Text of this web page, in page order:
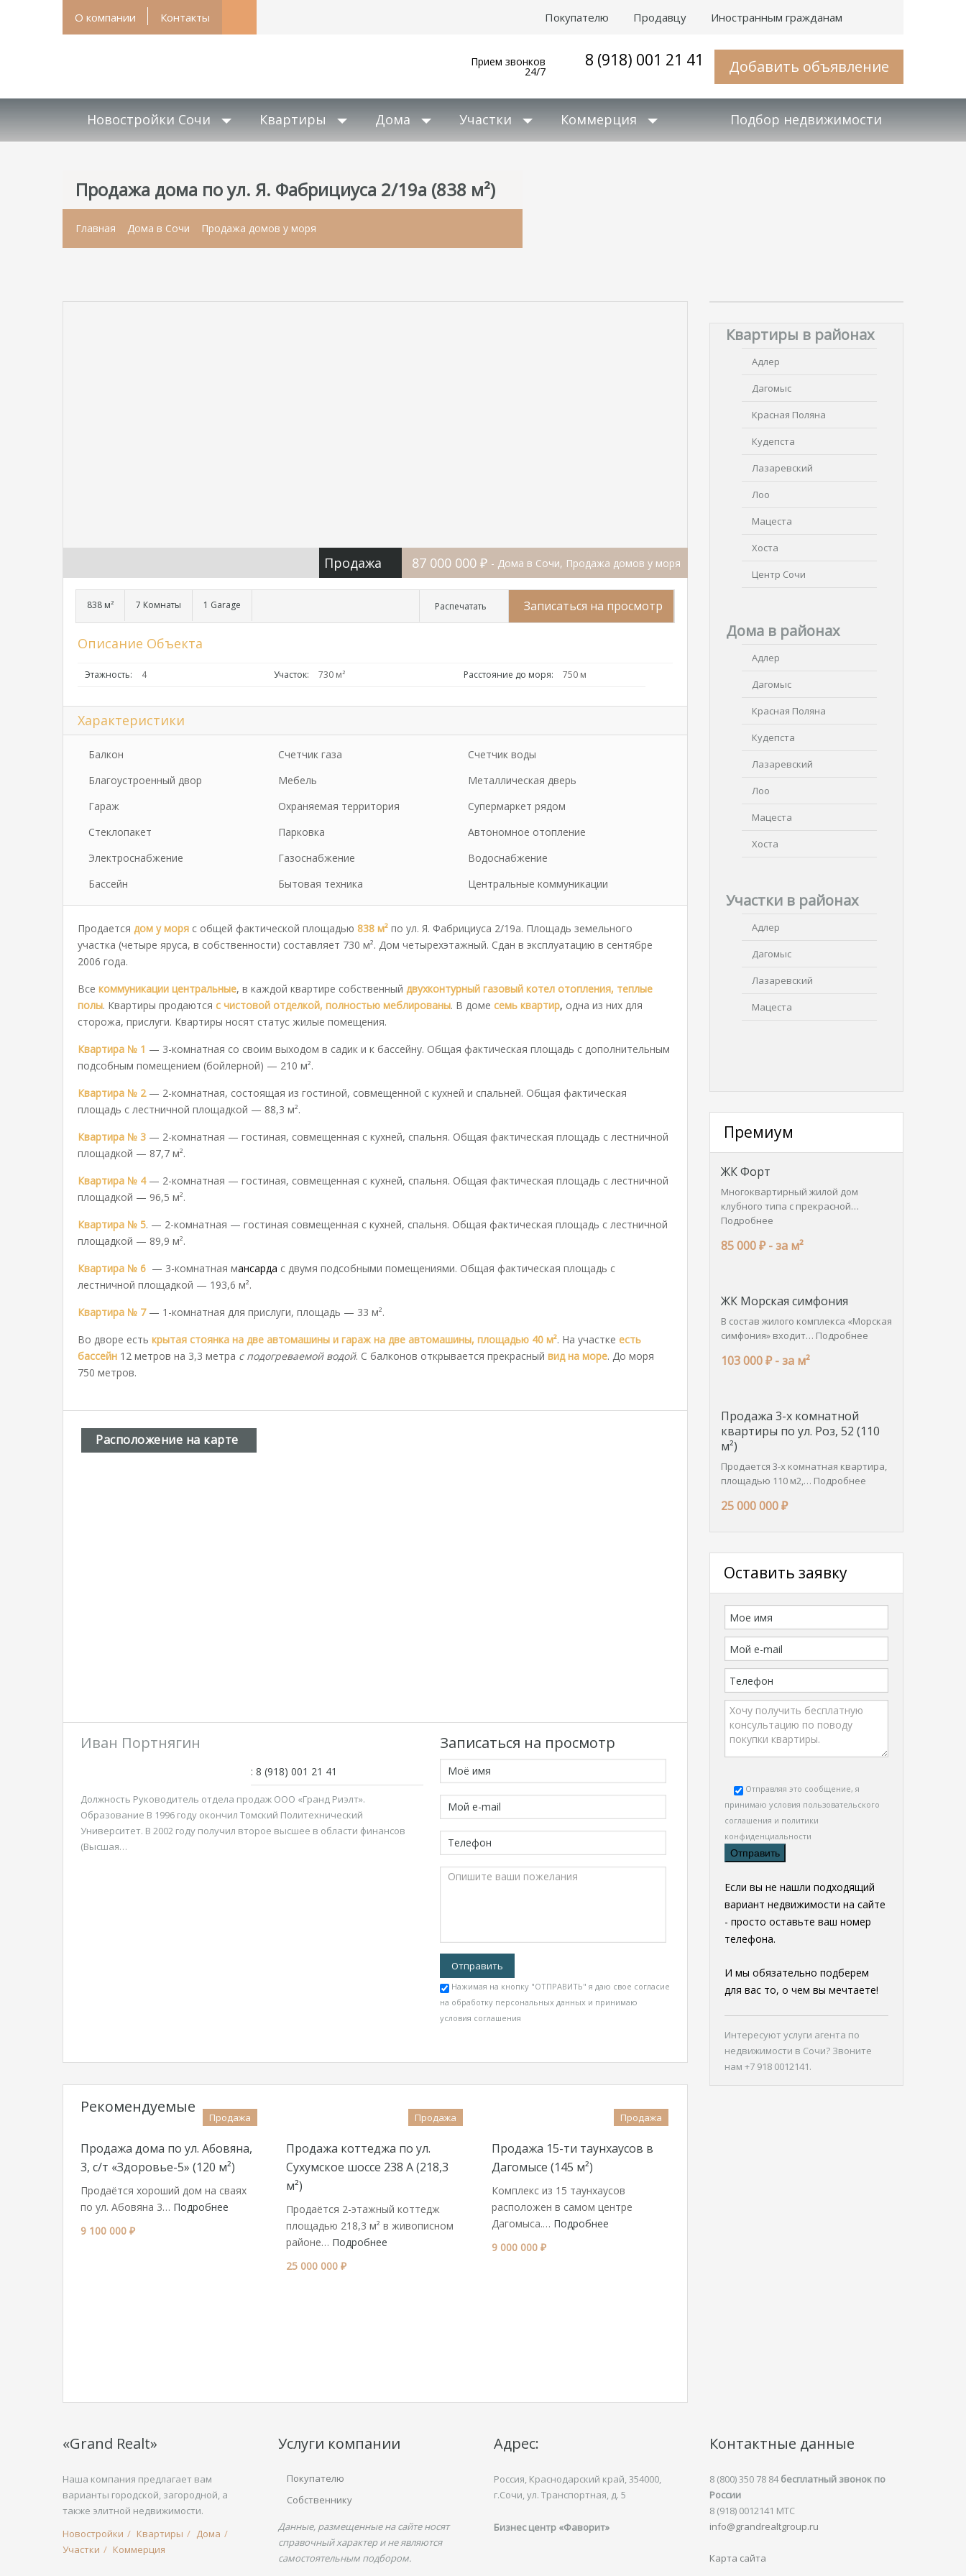
О компании Контакты Покупателю Продавцу Иностранным гражданам
Прием звонков
24/7
8 (918) 001 21 41 Добавить объявление
Новостройки Сочи Квартиры Дома Участки Коммерция Подбор недвижимости
Продажа дома по ул. Я. Фабрициуса 2/19а (838 м²)
Главная Дома в Сочи Продажа домов у моря
Продажа 87 000 000 ₽ - Дома в Сочи, Продажа домов у моря
838 м² 7 Комнаты 1 Garage Записаться на просмотр
Распечатать
Описание Объекта
Этажность: 4 Участок: 730 м² Расстояние до моря: 750 м
Характеристики
Балкон Счетчик газа
Счетчик воды
Благоустроенный двор
Мебель
Металлическая дверь
Гараж
Охраняемая территория
Супермаркет рядом
Стеклопакет
Парковка
Автономное отопление
Электроснабжение
Газоснабжение
Водоснабжение
Бассейн
Бытовая техника Центральные коммуникации
Продается дом у моря с общей фактической площадью 838 м² по ул. Я. Фабрициуса 2/19а. Площадь земельного
участка (четыре яруса, в собственности) составляет 730 м². Дом четырехэтажный. Сдан в эксплуатацию в сентябре
2006 года.
Все коммуникации центральные, в каждой квартире собственный двухконтурный газовый котел отопления, теплые
полы. Квартиры продаются с чистовой отделкой, полностью меблированы. В доме семь квартир, одна из них для
сторожа, прислуги. Квартиры носят статус жилые помещения.
Квартира № 1 — 3-комнатная со своим выходом в садик и к бассейну. Общая фактическая площадь с дополнительным
подсобным помещением (бойлерной) — 210 м².
Квартира № 2— 2-комнатная, состоящая из гостиной, совмещенной с кухней и спальней. Общая фактическая
площадь с лестничной площадкой — 88,3 м².
Квартира № 3 — 2-комнатная — гостиная, совмещенная с кухней, спальня. Общая фактическая площадь с лестничной
площадкой — 87,7 м².
Квартира № 4— 2-комнатная — гостиная, совмещенная с кухней, спальня. Общая фактическая площадь с лестничной
площадкой — 96,5 м².
Квартира № 5. — 2-комнатная — гостиная совмещенная с кухней, спальня. Общая фактическая площадь с лестничной
площадкой — 89,9 м².
Квартира № 6 — 3-комнатная мансарда с двумя подсобными помещениями. Общая фактическая площадь с
лестничной площадкой — 193,6 м².
Квартира № 7— 1-комнатная для прислуги, площадь — 33 м².
Во дворе есть крытая стоянка на две автомашины и гараж на две автомашины, площадью 40 м². На участке есть
бассейн 12 метров на 3,3 метра с подогреваемой водой. С балконов открывается прекрасный вид на море. До моря
750 метров.
Расположение на карте
Иван Портнягин
: 8 (918) 001 21 41
Должность Руководитель отдела продаж ООО «Гранд Риэлт».
Образование В 1996 году окончил Томский Политехнический
Университет. В 2002 году получил второе высшее в области финансов
(Высшая…
Записаться на просмотр
Нажимая на кнопку "ОТПРАВИТЬ" я даю свое согласие
на обработку персональных данных и принимаю
условия соглашения
Рекомендуемые
Продажа
Продажа дома по ул. Абовяна,
3, с/т «Здоровье-5» (120 м²)
Продаётся хороший дом на сваях
по ул. Абовяна 3… Подробнее
9 100 000 ₽
Продажа
Продажа коттеджа по ул.
Сухумское шоссе 238 А (218,3
м²)
Продаётся 2-этажный коттедж
площадью 218,3 м² в живописном
районе… Подробнее
25 000 000 ₽
Продажа
Продажа 15-ти таунхаусов в
Дагомысе (145 м²)
Комплекс из 15 таунхаусов
расположен в самом центре
Дагомыса.… Подробнее
9 000 000 ₽
Квартиры в районах
Адлер
Дагомыс
Красная Поляна
Кудепста
Лазаревский
Лоо
Мацеста
Хоста
Центр Сочи
Дома в районах
Адлер
Дагомыс
Красная Поляна
Кудепста
Лазаревский
Лоо
Мацеста
Хоста
Участки в районах
Адлер
Дагомыс
Лазаревский
Мацеста
Премиум
ЖК Форт
Многоквартирный жилой дом
клубного типа с прекрасной…
Подробнее
85 000 ₽ -за м²
ЖК Морская симфония
В состав жилого комплекса «Морская
симфония» входит… Подробнее
103 000 ₽ -за м²
Продажа 3-х комнатной
квартиры по ул. Роз, 52 (110
м²)
Продается 3-х комнатная квартира,
площадью 110 м2,… Подробнее
25 000 000 ₽
Оставить заявку
Отправляя это сообщение, я
принимаю условия пользовательского
соглашения и политики
конфиденциальности
Если вы не нашли подходящий
вариант недвижимости на сайте
- просто оставьте ваш номер
телефона.
И мы обязательно подберем
для вас то, о чем вы мечтаете!
Интересуют услуги агента по
недвижимости в Сочи? Звоните
нам +7 918 0012141.
«Grand Realt»
Наша компания предлагает вам
варианты городской, загородной, а
также элитной недвижимости.
Новостройки
Квартиры
Дома
Участки
Коммерция
Услуги компании
Покупателю
Собственнику
Данные, размещенные на сайте носят
справочный характер и не являются
самостоятельным подбором.
Адрес:
Россия, Краснодарский край,354000,
г.Сочи, ул. Транспортная, д. 5
Бизнес центр «Фаворит»
Контактные данные
8 (800) 350 78 84бесплатный звонок по
России
8 (918) 0012141 MTC
info@grandrealtgroup.ru
Карта сайта